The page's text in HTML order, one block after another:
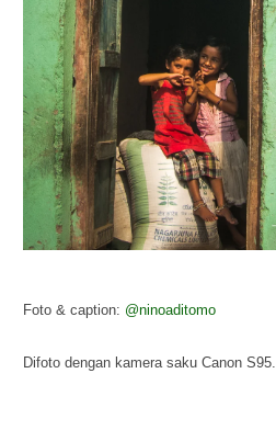
Foto & caption: @ninoaditomo
Difoto dengan kamera saku Canon S95.